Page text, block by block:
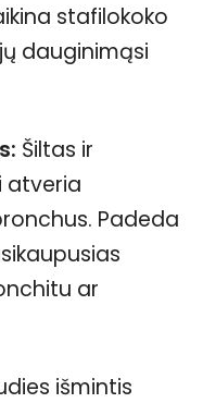
stafilokoko
dauginimąsi
Šiltas ir
atveria
Padeda
ar
išmintis